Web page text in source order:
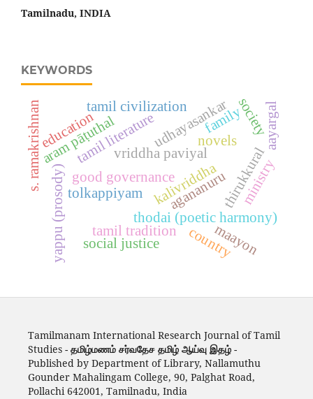
Tamilnadu, INDIA
KEYWORDS
tolkappiyam
yappu (prosody) thodai (poetic harmony)
agananuru
vriddha paviyal
kalivriddha
tamil literatureudhayasankar
aram pāṭuthal
tamil tradition
thirukkural
ministry
good governance
social justice
education
country
tamil civilization
s. ramakrishnan novels
familysociety
maayon
aayargal
Tamilmanam International Research Journal of Tamil
Studies - தமிழ்மணம் சர்வதேச தமிழ் ஆய்வு இதழ்-
Published by Department of Library, Nallamuthu
Gounder Mahalingam College, 90, Palghat Road,
Pollachi 642001, Tamilnadu, India